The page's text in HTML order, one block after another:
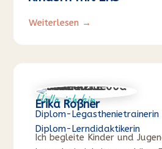
Weiterlesen →
Hallo, ich bin
Erika Roßner
Diplom-Legasthenietrainerin
Diplom-Lerndidaktikerin
Ich begleite Kinder und